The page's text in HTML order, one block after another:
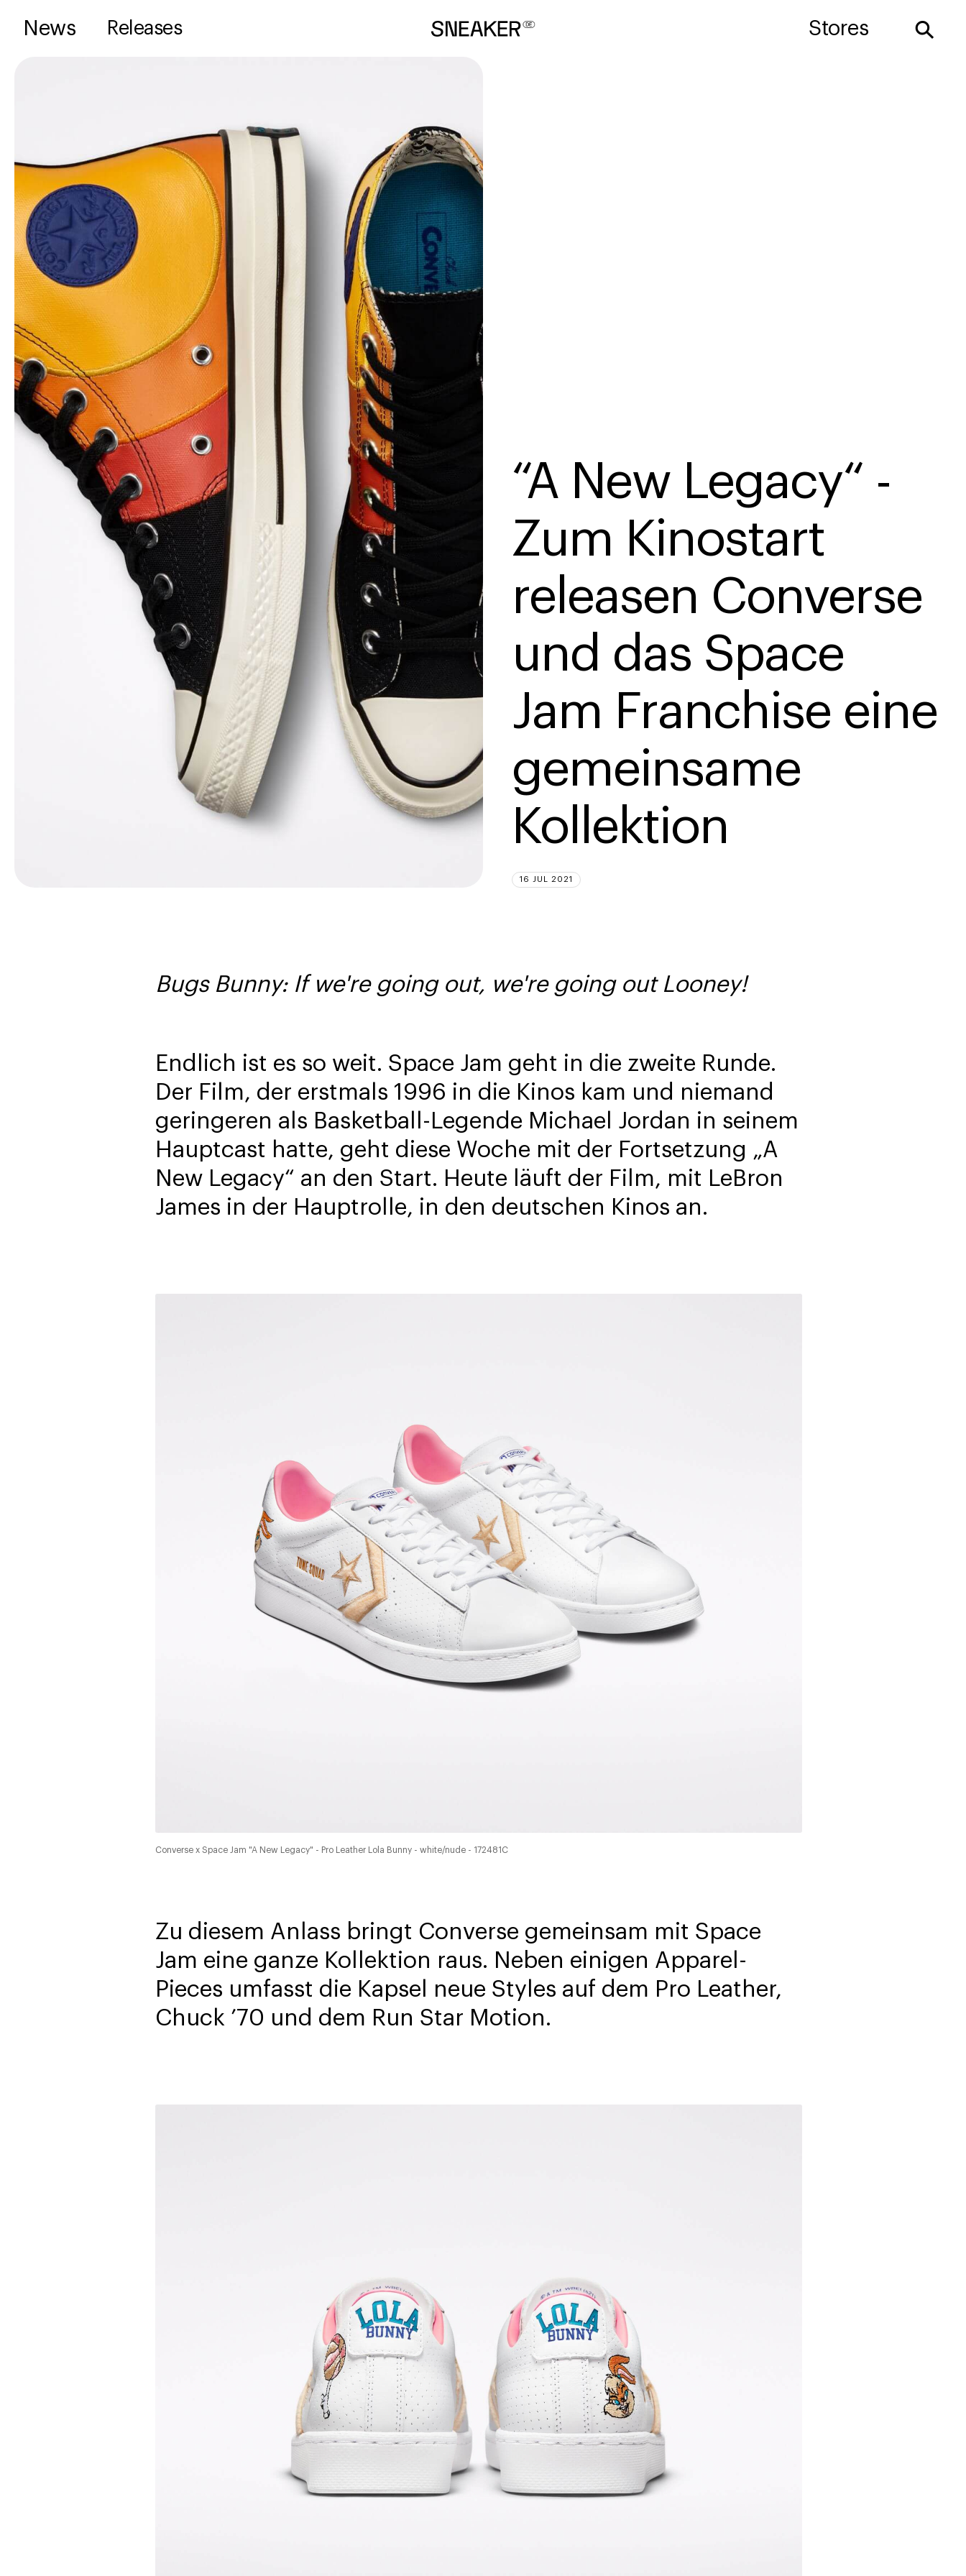
News Releases Stores ⚲
“A New Legacy“ -
Zum Kinostart
releasen Converse
und das Space
Jam Franchise eine
gemeinsame
Kollektion
16 JUL 2021
Bugs Bunny: If we're going out, we're going out Looney!
Endlich ist es so weit. Space Jam geht in die zweite Runde.
Der Film, der erstmals 1996 in die Kinos kam und niemand
geringeren als Basketball-Legende Michael Jordan in seinem
Hauptcast hatte, geht diese Woche mit der Fortsetzung „A
New Legacy“ an den Start. Heute läuft der Film, mit LeBron
James in der Hauptrolle, in den deutschen Kinos an.
Converse x Space Jam "A New Legacy" - Pro Leather Lola Bunny - white/nude - 172481C
Zu diesem Anlass bringt Converse gemeinsam mit Space
Jam eine ganze Kollektion raus. Neben einigen Apparel-
Pieces umfasst die Kapsel neue Styles auf dem Pro Leather,
Chuck ’70 und dem Run Star Motion.